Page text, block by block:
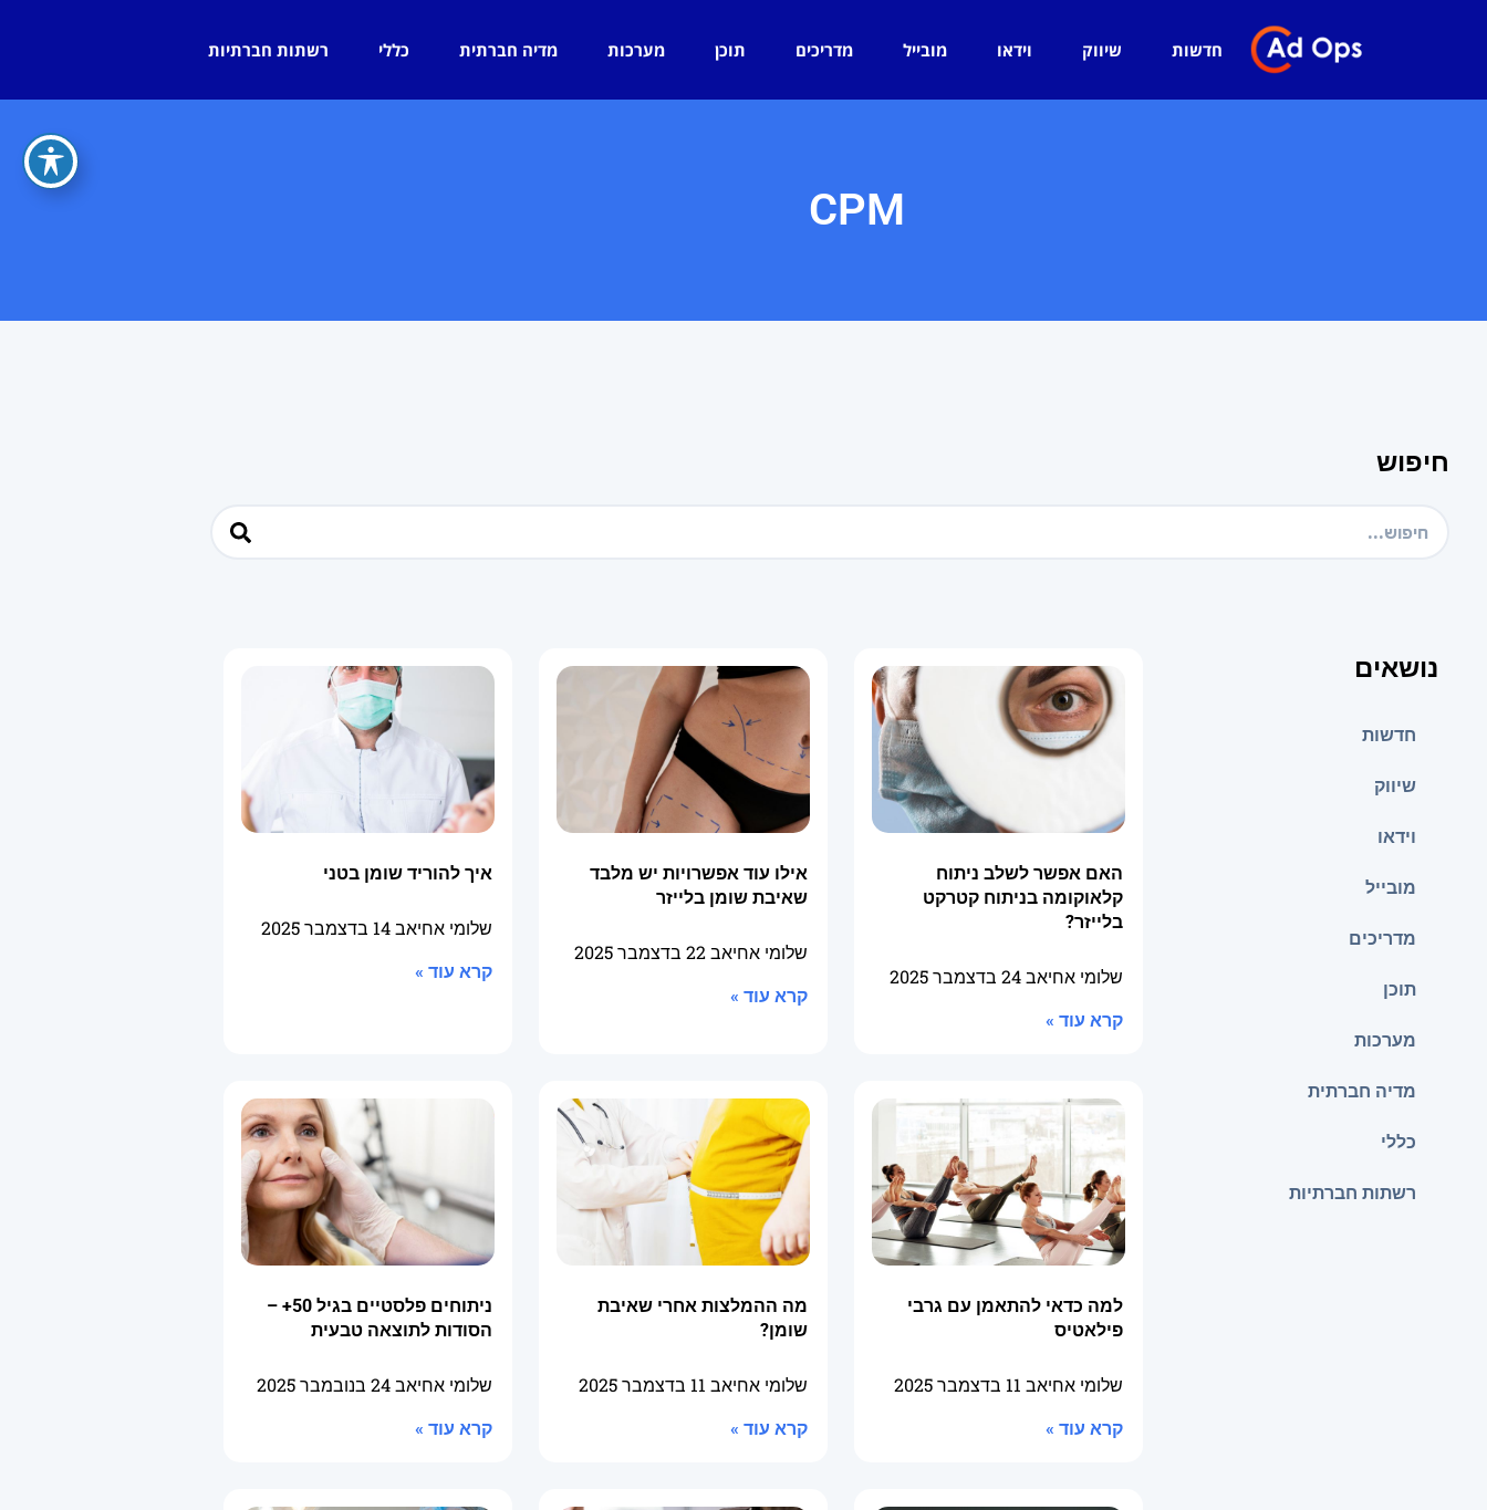
חדשות שיווק וידאו מובייל מדריכים תוכן מערכות מדיה חברתית כללי רשתות חברתיות
CPM
חיפוש
נושאים
חדשות
שיווק
וידאו
מובייל
מדריכים
תוכן
מערכות
מדיה חברתית
כללי
רשתות חברתיות
האם אפשר לשלב ניתוח
קלאוקומה בניתוח קטרקט
בלייזר?
שלומי אחיאב24 בדצמבר 2025
קרא עוד »
אילו עוד אפשרויות יש מלבד
שאיבת שומן בלייזר
שלומי אחיאב22 בדצמבר 2025
קרא עוד »
איך להוריד שומן בטני
שלומי אחיאב14 בדצמבר 2025
קרא עוד »
למה כדאי להתאמן עם גרבי
פילאטיס
שלומי אחיאב 11 בדצמבר 2025
קרא עוד »
מה ההמלצות אחרי שאיבת
שומן?
שלומי אחיאב 11 בדצמבר 2025
קרא עוד »
ניתוחים פלסטיים בגיל 50+ –
הסודות לתוצאה טבעית
שלומי אחיאב24 בנובמבר 2025
קרא עוד »